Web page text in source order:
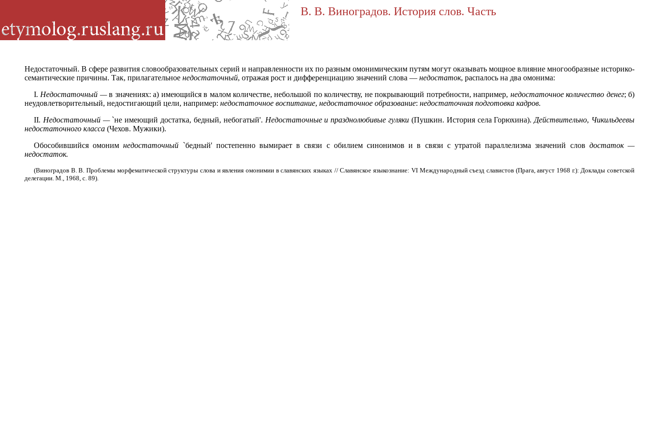
В. В. Виноградов. История слов. Часть
Недостаточный. В сфере развития словообразовательных серий и направленности их по разным омонимическим путям могут оказывать мощное влияние многообразные историко-
семантические причины. Так, прилагательное недостаточный, отражая рост и дифференциацию значений слова — недостаток, распалось на два омонима:
I. Недостаточный —в значениях: а) имеющийся в малом количестве, небольшой по количеству, не покрывающий потребности, например, недостаточное количество денег; б)
неудовлетворительный, недостигающий цели, например: недостаточное воспитание, недостаточное образование: недостаточная подготовка кадров.
II. Недостаточный —`не имеющий достатка, бедный, небогатый'. Недостаточные и празднолюбивые гуляки (Пушкин. История села Горюхина). Действительно, Чикильдеевы
недостаточного класса (Чехов. Мужики).
Обособившийся омонимнедостаточный `бедный' постепенно вымирает в связи с обилием синонимов и в связи с утратой параллелизма значений слов достаток —
недостаток.
(Виноградов В. В. Проблемы морфематической структуры слова и явления омонимии в славянских языках // Славянское языкознание: VI Международный съезд славистов (Прага, август 1968 г.): Доклады советской
делегации. М., 1968, с. 89).